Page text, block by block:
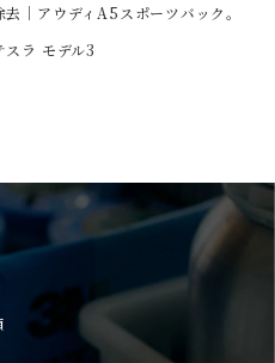
｜アウディA5スポーツバック。
スラ モデル3